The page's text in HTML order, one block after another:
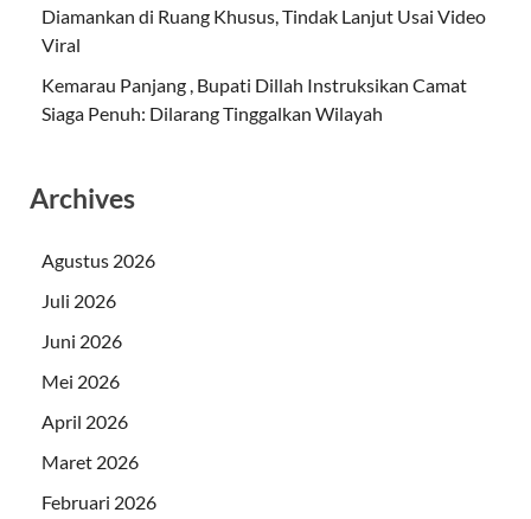
Diamankan di Ruang Khusus, Tindak Lanjut Usai Video
Viral
Kemarau Panjang , Bupati Dillah Instruksikan Camat
Siaga Penuh: Dilarang Tinggalkan Wilayah
Archives
Agustus 2026
Juli 2026
Juni 2026
Mei 2026
April 2026
Maret 2026
Februari 2026